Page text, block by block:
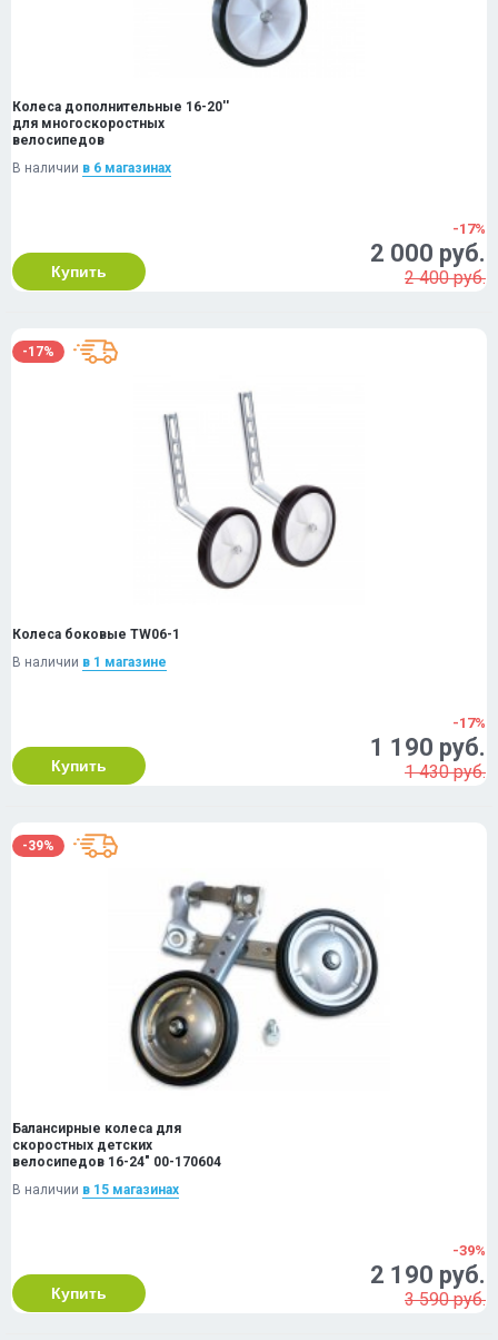
Колеса дополнительные 16-20''
для многоскоростных
велосипедов
В наличии в 6 магазинах
Купить
-17%
2 000 руб.
2 400 руб.
-17%
Колеса боковые TW06-1
В наличии в 1 магазинe
Купить
-17%
1 190 руб.
1 430 руб.
-39%
Балансирные колеса для
скоростных детских
велосипедов 16-24" 00-170604
В наличии в 15 магазинах
Купить
-39%
2 190 руб.
3 590 руб.